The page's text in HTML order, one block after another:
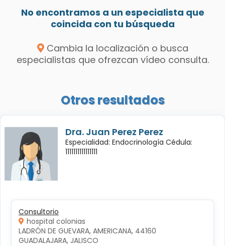
No encontramos a un especialista que
coincida con tu búsqueda
Cambia la localización o busca
especialistas que ofrezcan vídeo consulta.
Otros resultados
Dra. Juan Perez Perez
Especialidad: Endocrinología Cédula:
1111111111111111
Consultorio
hospital colonias
LADRÓN DE GUEVARA, AMERICANA, 44160
GUADALAJARA, JALISCO